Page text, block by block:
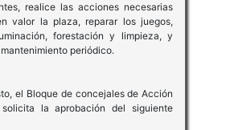
realice las acciones necesarias
valor la plaza, reparar los juegos,
forestación y limpieza, y
periódico.
el Bloque de concejales de Acción
solicita la aprobación del siguiente